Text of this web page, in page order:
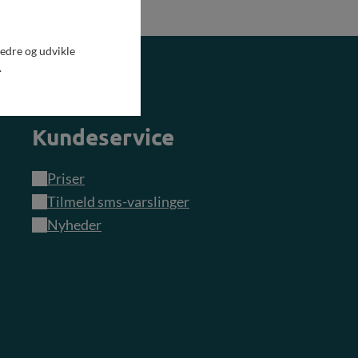
Kundeservice
Priser
Tilmeld sms-varslinger
Nyheder
og udvikle